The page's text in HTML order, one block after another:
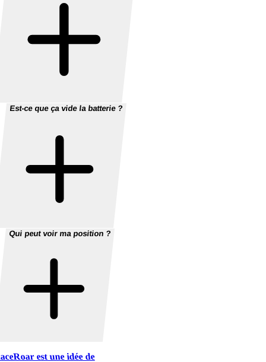
Est-ce que ça vide la batterie ?
Qui peut voir ma position ?
est une idée de